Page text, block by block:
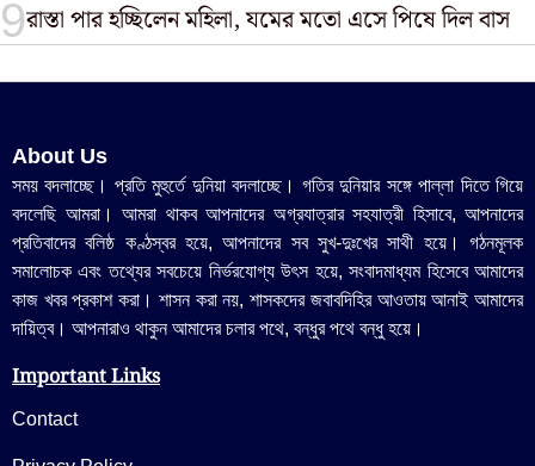
রাস্তা পার হচ্ছিলেন মহিলা, যমের মতো এসে পিষে দিল বাস
About Us
সময় বদলাচ্ছে। প্রতি মুহুর্তে দুনিয়া বদলাচ্ছে। গতির দুনিয়ার সঙ্গে পাল্লা দিতে গিয়ে
বদলেছি আমরা। আমরা থাকব আপনাদের অগ্রযাত্রার সহযাত্রী হিসাবে, আপনাদের
প্রতিবাদের বলিষ্ঠ কণ্ঠস্বর হয়ে, আপনাদের সব সুখ-দুঃখের সাথী হয়ে। গঠনমূলক
সমালোচক এবং তথ্যের সবচেয়ে নির্ভরযোগ্য উ‍ৎস হয়ে, সংবাদমাধ্যম হিসেবে আমাদের
কাজ খবর প্রকাশ করা। শাসন করা নয়, শাসকদের জবাবদিহির আওতায় আনাই আমাদের
দায়িত্ব। আপনারাও থাকুন আমাদের চলার পথে, বন্ধুর পথে বন্ধু হয়ে।
Important Links
Contact